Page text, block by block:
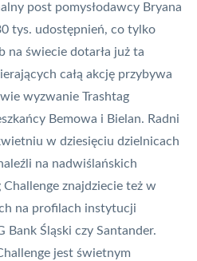
post pomysłodawcy Bryana
tys. udostępnień, co tylko
na świecie dotarła już ta
całą akcję przybywa
wyzwanie Trashtag
Bemowa i Bielan. Radni
w dziesięciu dzielnicach
na nadwiślańskich
znajdziecie też w
na profilach instytucji
Śląski czy Santander.
jest świetnym